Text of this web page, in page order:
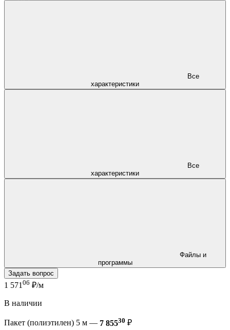
характеристики
характеристики
программы
Задать вопрос
1 571 06 ₽/м
В наличии
Пакет (полиэтилен) 5 м — 7 85530 ₽